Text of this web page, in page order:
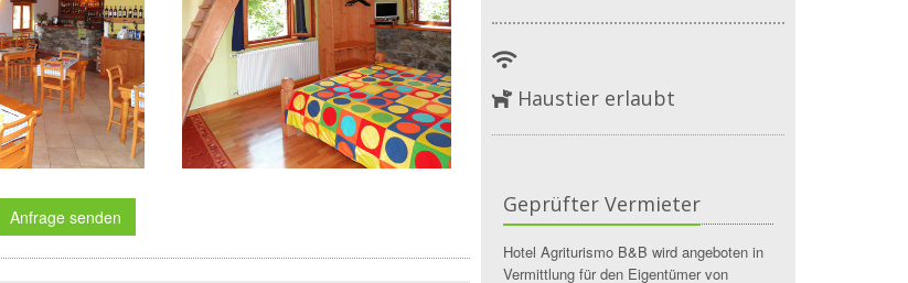
Anfrage senden
Haustier erlaubt
Geprüfter Vermieter
Hotel Agriturismo B&B wird angeboten in
Vermittlung für den Eigentümer von